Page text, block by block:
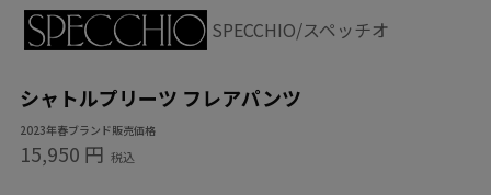
SPECCHIO/スペッチオ
シャトルプリーツ フレアパンツ
2023年春ブランド販売価格
15,950 円 税込